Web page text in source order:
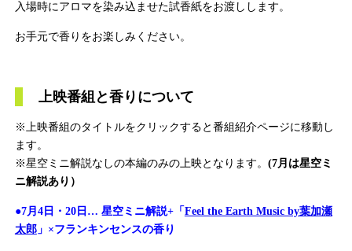
入場時にアロマを染み込ませた試香紙をお渡しします。
お手元で香りをお楽しみください。
上映番組と香りについて
※上映番組のタイトルをクリックすると番組紹介ページに移動し
ます。
※星空ミニ解説なしの本編のみの上映となります。 (7月は星空ミ
ニ解説あり）
●7月4日・20日… 星空ミニ解説+「Feel the Earth Music by葉加瀬
太郎」×フランキンセンスの香り